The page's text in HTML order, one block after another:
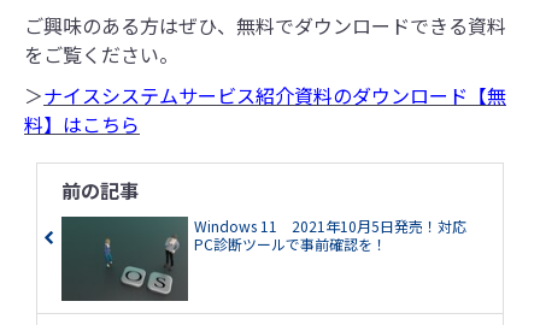
ご興味のある方はぜひ、無料でダウンロードできる資料
をご覧ください。
＞ナイスシステムサービス紹介資料のダウンロード【無
料】はこちら
前の記事
Windows 11 2021年10月5日発売！対応
PC診断ツールで事前確認を！